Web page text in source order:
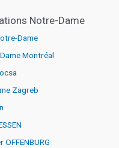
Notre-Dame
Dame
Montréal
Zagreb